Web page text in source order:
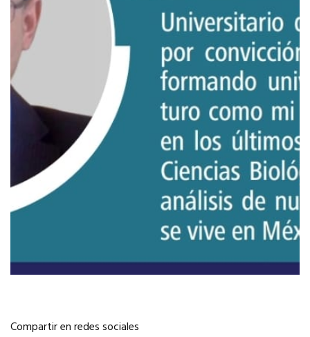
Compartir en redes sociales